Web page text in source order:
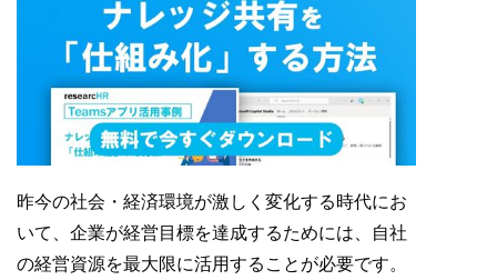
昨今の社会・経済環境が激しく変化する時代にお
いて、企業が経営目標を達成するためには、自社
の経営資源を最大限に活用することが必要です。